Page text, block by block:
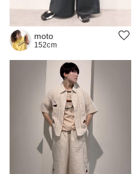
moto
152cm